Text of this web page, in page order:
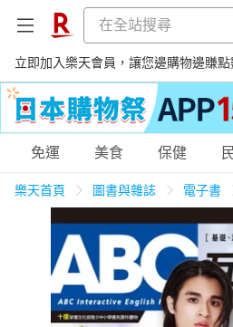
立即加入樂天會員，讓您邊購物邊賺點
購物網分類
天天免運 美食蛋糕
居家生活 3C家電
免運 美食 保健
樂天首頁 圖書與雜誌 電子書